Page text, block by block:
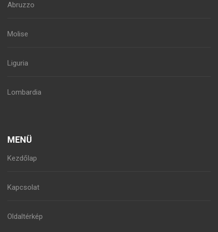
Abruzzo
Molise
Liguria
Lombardia
MENÜ
Kezdőlap
Kapcsolat
Oldaltérkép